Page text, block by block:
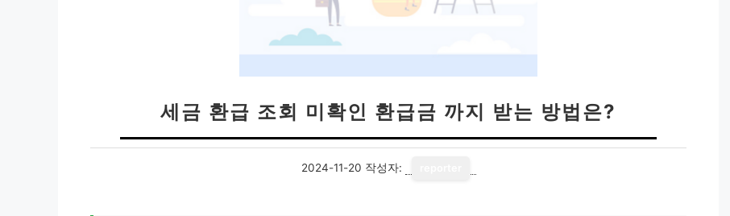
세금 환급 조회 미확인 환급금 까지 받는 방법은?
2024-11-20 작성자: